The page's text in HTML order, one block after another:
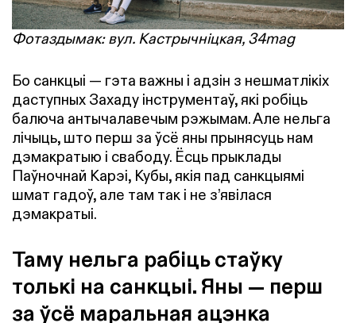
Фотаздымак: вул. Кастрычніцкая, 34mag
Бо санкцыі — гэта важны і адзін з нешматлікіх
даступных Захаду інструментаў, які робіць
балюча антычалавечым рэжымам. Але нельга
лічыць, што перш за ўсё яны прынясуць нам
дэмакратыю і свабоду. Ёсць прыклады
Паўночнай Карэі, Кубы, якія пад санкцыямі
шмат гадоў, але там так і не з’явілася
дэмакратыі.
Таму нельга рабіць стаўку
толькі на санкцыі. Яны — перш
за ўсё маральная ацэнка